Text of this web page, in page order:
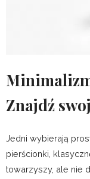
Znajdź
Jedni wybierają
pierścionki,
towarzyszy, ale nie